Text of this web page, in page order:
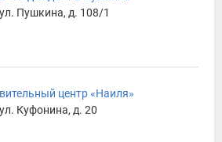
Пушкина, д. 108/1
центр «Наиля»
Куфонина, д. 20